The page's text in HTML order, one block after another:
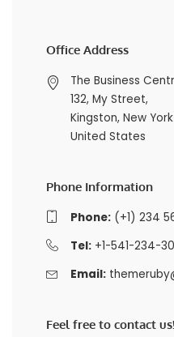
Office Address
The Business
132, My Street,
Kingston, New York
United States
Phone Information
Phone:(+1) 234
Tel:+1-541-234-
Email:
Feel free to contact us!